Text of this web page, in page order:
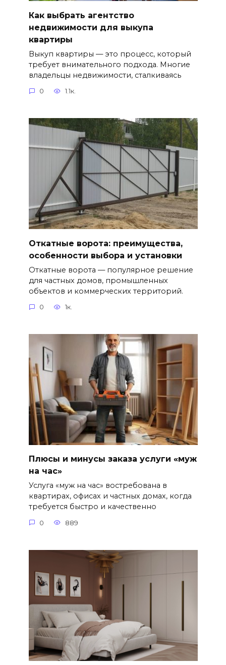
Как выбрать агентство
недвижимости для выкупа
квартиры
Выкуп квартиры — это процесс, который
требует внимательного подхода. Многие
владельцы недвижимости, сталкиваясь
0 1.1к.
Откатные ворота: преимущества,
особенности выбора и установки
Откатные ворота — популярное решение
для частных домов, промышленных
объектов и коммерческих территорий.
0 1к.
Плюсы и минусы заказа услуги «муж
на час»
Услуга «муж на час» востребована в
квартирах, офисах и частных домах, когда
требуется быстро и качественно
0 889